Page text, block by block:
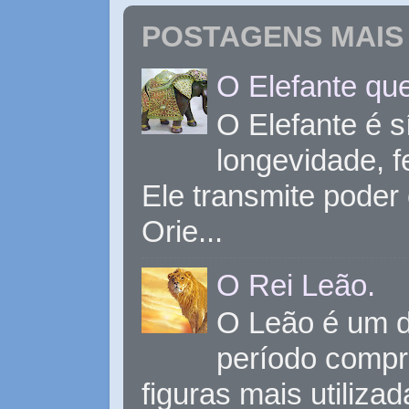
POSTAGENS
O Elefante
O Elefante é
longevidade,
Ele transmite
Orie...
O Rei Leão.
O Leão é um
período
figuras mais